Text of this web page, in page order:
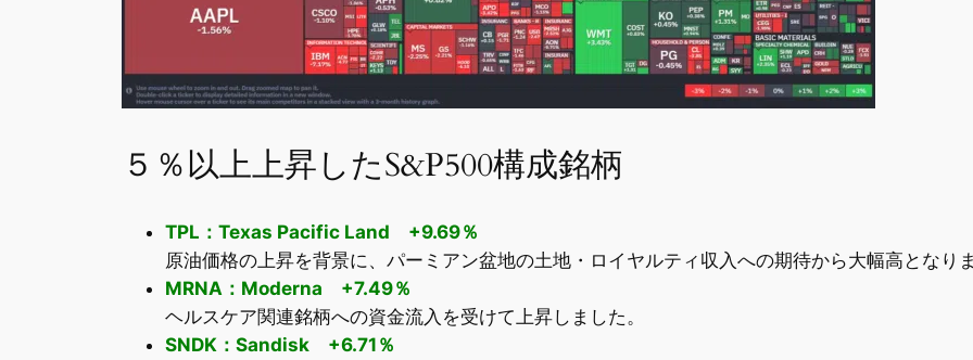
５％以上上昇したS&P500構成銘柄
TPL：Texas Pacific Land +9.69％
原油価格の上昇を背景に、パーミアン盆地の土地・ロイヤルティ収入への期待から大幅高となり
MRNA：Moderna +7.49％
ヘルスケア関連銘柄への資金流入を受けて上昇しました。
SNDK：Sandisk +6.71％